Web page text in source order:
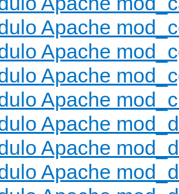
Apache
Apache
Apache
Apache
Apache
Apache
Apache